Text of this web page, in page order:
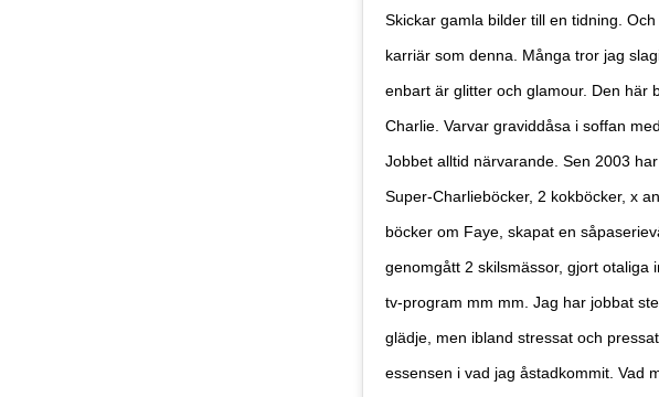
Skickar gamla bilder till en tidning.
karriär som denna. Många tror jag
enbart är glitter och glamour. Den här
Charlie. Varvar graviddåsa i soffan
Jobbet alltid närvarande. Sen 2003
Super-Charlieböcker, 2 kokböcker, x
böcker om Faye, skapat en
genomgått 2 skilsmässor, gjort otaliga
tv-program mm mm. Jag har jobbat
glädje, men ibland stressat och
essensen i vad jag åstadkommit. Vad